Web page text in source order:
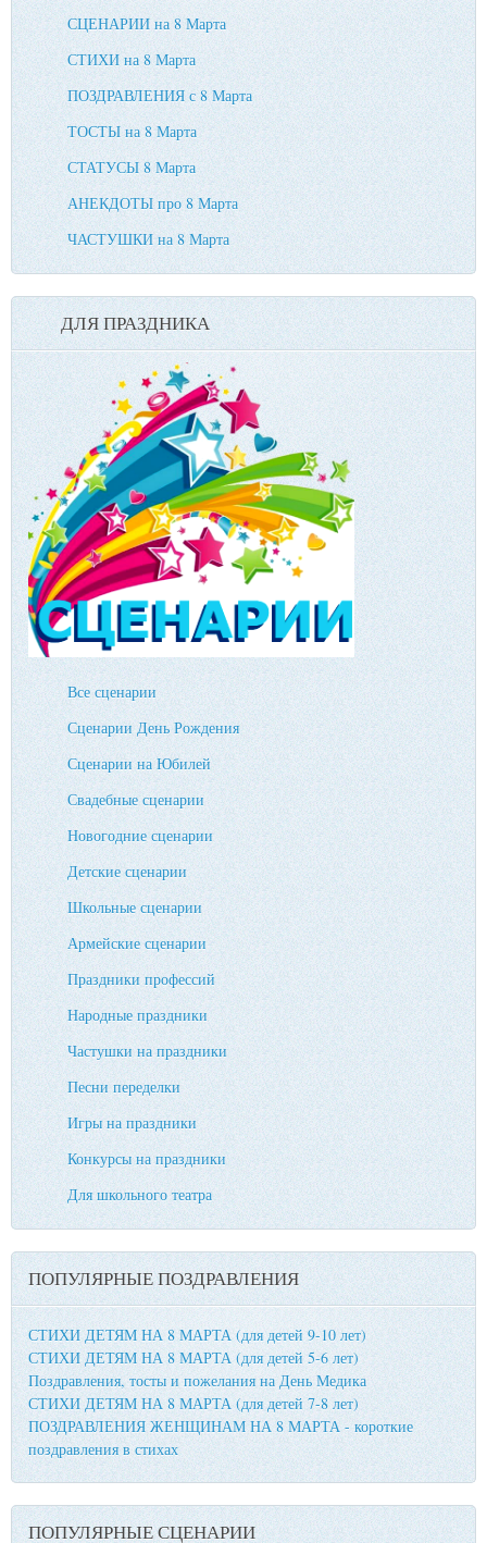
СЦЕНАРИИ на 8 Марта
СТИХИ на 8 Марта
ПОЗДРАВЛЕНИЯ с 8 Марта
ТОСТЫ на 8 Марта
СТАТУСЫ 8 Марта
АНЕКДОТЫ про 8 Марта
ЧАСТУШКИ на 8 Марта
ДЛЯ ПРАЗДНИКА
Все сценарии
Сценарии День Рождения
Сценарии на Юбилей
Свадебные сценарии
Новогодние сценарии
Детские сценарии
Школьные сценарии
Армейские сценарии
Праздники профессий
Народные праздники
Частушки на праздники
Песни переделки
Игры на праздники
Конкурсы на праздники
Для школьного театра
ПОПУЛЯРНЫЕ ПОЗДРАВЛЕНИЯ
СТИХИ ДЕТЯМ НА 8 МАРТА (для детей 9-10 лет)
СТИХИ ДЕТЯМ НА 8 МАРТА (для детей 5-6 лет)
Поздравления, тосты и пожелания на День Медика
СТИХИ ДЕТЯМ НА 8 МАРТА (для детей 7-8 лет)
ПОЗДРАВЛЕНИЯ ЖЕНЩИНАМ НА 8 МАРТА - короткие
поздравления в стихах
ПОПУЛЯРНЫЕ СЦЕНАРИИ